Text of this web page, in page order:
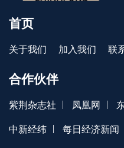
首页
关于我们 加入我们 联
合作伙伴
紫荆杂志社 凤凰网
中新经纬 每日经济新闻